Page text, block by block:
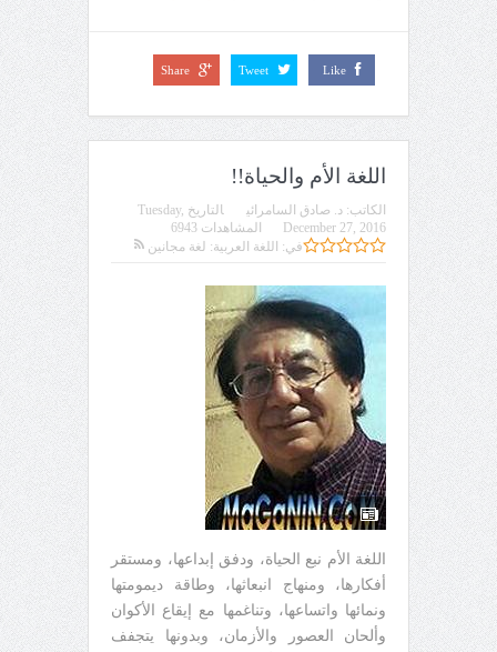
Like
Tweet
Share
اللغة الأم والحياة!!
الكاتب: د. صادق السامرائي التاريخ Tuesday,
December 27, 2016
في: اللغة العربية: لغة مجانين
المشاهدات 6943
اللغة الأم نبع الحياة، ودفق إبداعها، ومستقر
أفكارها، ومنهاج انبعاثها، وطاقة ديمومتها
ونمائها واتساعها، وتناغمها مع إيقاع الأكوان
وألحان العصور والأزمان، وبدونها يتجفف